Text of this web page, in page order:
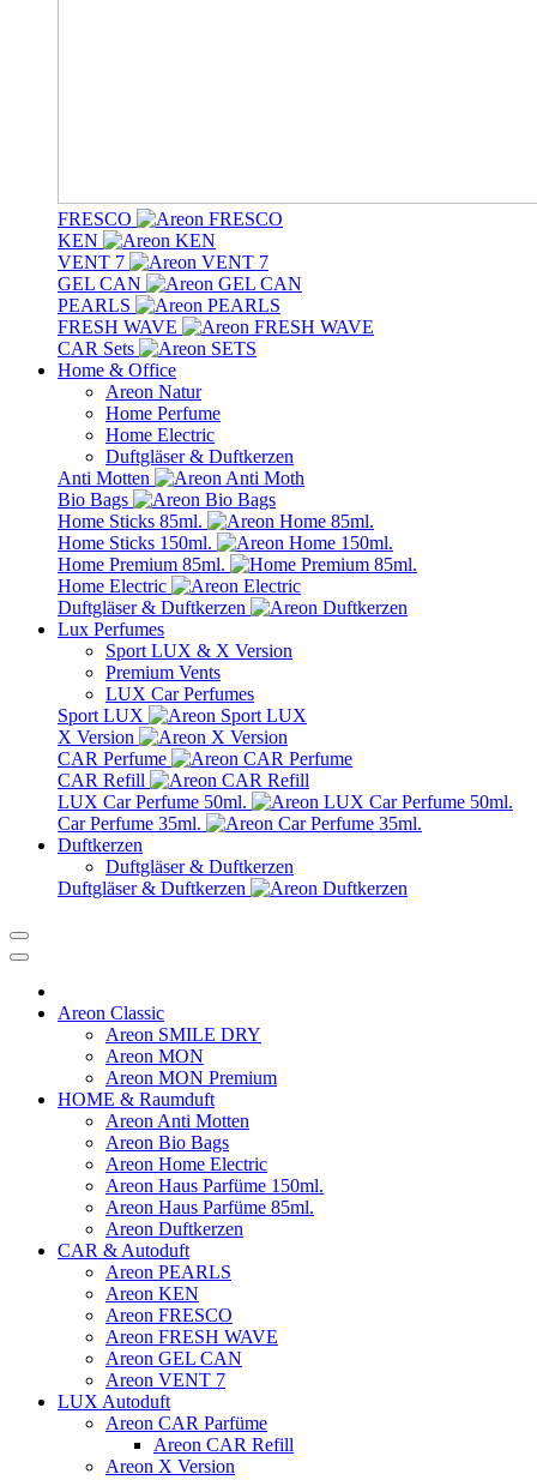
FRESCO
KEN
VENT 7
GEL CAN
PEARLS
FRESH WAVE
CAR Sets
Home & Office
Areon Natur
Home Perfume
Home Electric
Duftgläser & Duftkerzen
Anti Motten
Bio Bags
Home Sticks 85ml.
Home Sticks 150ml.
Home Premium 85ml.
Home Electric
Duftgläser & Duftkerzen
Lux Perfumes
Sport LUX & X Version
Premium Vents
LUX Car Perfumes
Sport LUX
X Version
CAR Perfume
CAR Refill
LUX Car Perfume 50ml.
Car Perfume 35ml.
Duftkerzen
Duftgläser & Duftkerzen
Duftgläser & Duftkerzen
Areon Classic
Areon SMILE DRY
Areon MON
Areon MON Premium
HOME & Raumduft
Areon Anti Motten
Areon Bio Bags
Areon Home Electric
Areon Haus Parfüme 150ml.
Areon Haus Parfüme 85ml.
Areon Duftkerzen
CAR & Autoduft
Areon PEARLS
Areon KEN
Areon FRESCO
Areon FRESH WAVE
Areon GEL CAN
Areon VENT 7
LUX Autoduft
Areon CAR Parfüme
Areon CAR Refill
Areon X Version